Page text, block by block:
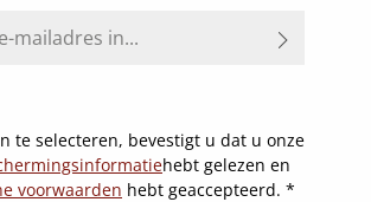
te selecteren, bevestigt u dat u onze
hebt gelezen en
voorwaarden hebt geaccepteerd. *